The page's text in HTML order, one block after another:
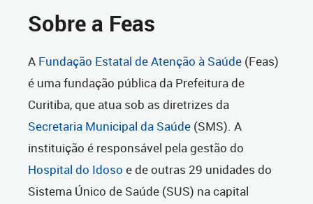
Sobre a Feas
A Fundação Estatal de Atenção à Saúde (Feas)
é uma fundação pública da Prefeitura de
Curitiba, que atua sob as diretrizes da
Secretaria Municipal da Saúde (SMS). A
instituição é responsável pela gestão do
Hospital do Idoso e de outras 29 unidades do
Sistema Único de Saúde (SUS) na capital